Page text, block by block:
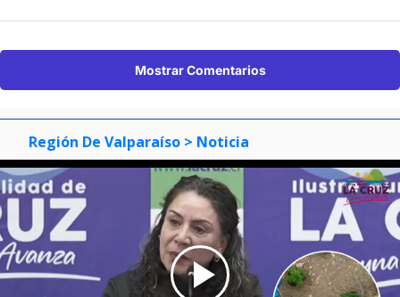
Mostrar Comentarios
Región De Valparaíso > Noticia